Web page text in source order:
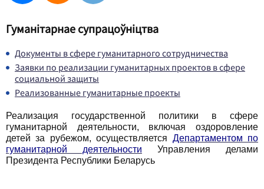
Гуманітарнае супрацоўніцтва
Документы в сфере гуманитарного сотрудничества
Заявки по реализации гуманитарных проектов в сфере
социальной защиты
Реализованные гуманитарные проекты
Реализация государственной политики в сфере
гуманитарной деятельности, включая оздоровление
детей за рубежом, осуществляется Департаментом по
гуманитарной деятельности Управления делами
Президента Республики Беларусь